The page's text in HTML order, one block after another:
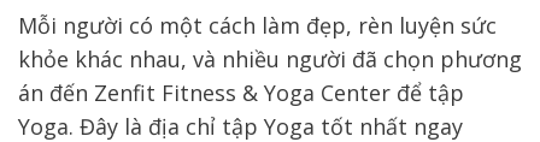
Mỗi người có một cách làm đẹp, rèn luyện sức
khỏe khác nhau, và nhiều người đã chọn phương
án đến Zenfit Fitness & Yoga Center để tập
Yoga. Đây là địa chỉ tập Yoga tốt nhất ngay